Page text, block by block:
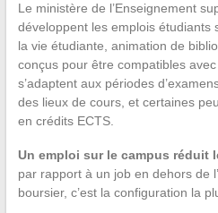
Le ministère de l’Enseignement
développent les emplois étudiants
la vie étudiante, animation de
conçus pour être compatibles
s’adaptent aux périodes
des lieux de cours, et certaines
en crédits ECTS.
Un emploi sur le campus réduit
par rapport à un job en dehors de
boursier, c’est la configuration la